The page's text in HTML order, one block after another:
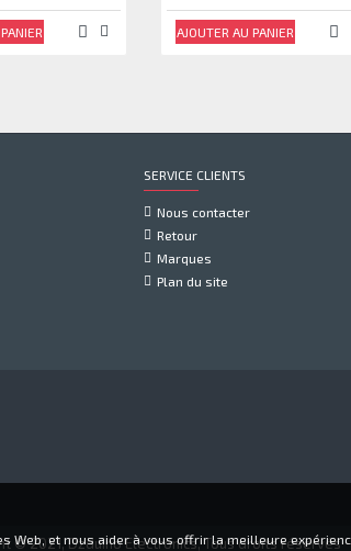
AJOUTER AU PANIER
AJOUTER AU PANIER
SERVICE CLIENTS
Nous contacter
Retour
Marques
Plan du site
© 2021, Dzduino Electronics, Tous droits réservés
et nous aider à vous offrir la meilleure